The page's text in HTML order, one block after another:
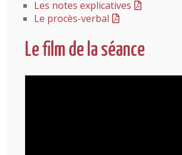
Les notes explicatives
Le procès-verbal
Le film de la séance